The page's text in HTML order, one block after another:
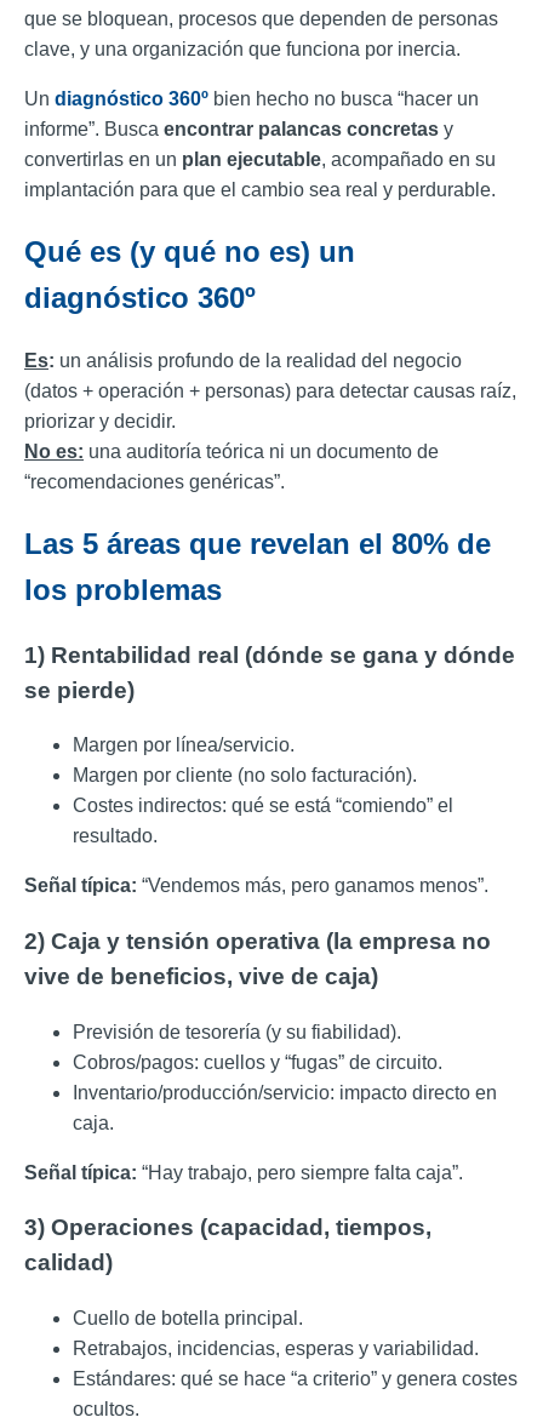
que se bloquean, procesos que dependen de personas
clave, y una organización que funciona por inercia.
Un diagnóstico 360º bien hecho no busca “hacer un
informe”. Busca encontrar palancas concretas y
convertirlas en un plan ejecutable, acompañado en su
implantación para que el cambio sea real y perdurable.
Qué es (y qué no es) un
diagnóstico 360º
Es: un análisis profundo de la realidad del negocio
(datos + operación + personas) para detectar causas raíz,
priorizar y decidir.
No es: una auditoría teórica ni un documento de
“recomendaciones genéricas”.
Las 5 áreas que revelan el 80% de
los problemas
1) Rentabilidad real (dónde se gana y dónde
se pierde)
Margen por línea/servicio.
Margen por cliente (no solo facturación).
Costes indirectos: qué se está “comiendo” el
resultado.
Señal típica: “Vendemos más, pero ganamos menos”.
2) Caja y tensión operativa (la empresa no
vive de beneficios, vive de caja)
Previsión de tesorería (y su fiabilidad).
Cobros/pagos: cuellos y “fugas” de circuito.
Inventario/producción/servicio: impacto directo en
caja.
Señal típica: “Hay trabajo, pero siempre falta caja”.
3) Operaciones (capacidad, tiempos,
calidad)
Cuello de botella principal.
Retrabajos, incidencias, esperas y variabilidad.
Estándares: qué se hace “a criterio” y genera costes
ocultos.